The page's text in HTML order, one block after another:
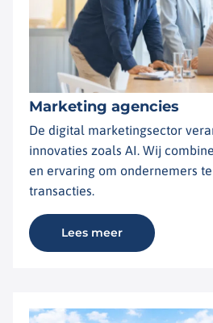
Marketing agencies
De digital marketingsector
innovaties zoals AI. Wij
en ervaring om ondernemers
transacties.
Lees meer